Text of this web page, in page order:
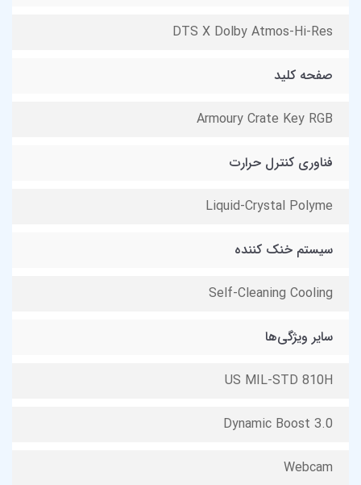
DTS X Dolby Atmos-Hi-Res
صفحه کلید
Armoury Crate Key RGB
فناوری کنترل حرارت
Liquid-Crystal Polyme
سیستم خنک کننده
Self-Cleaning Cooling
سایر ویژگی‌ها
US MIL-STD 810H
Dynamic Boost 3.0
Webcam